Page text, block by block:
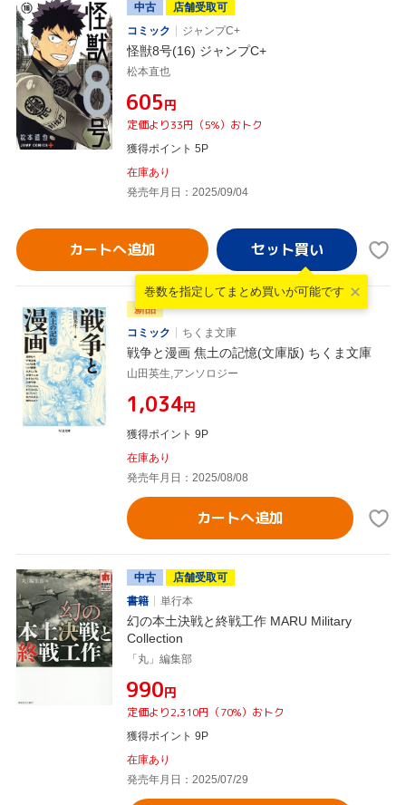
中古
店舗受取可
コミック
ジャンプC+
怪獣8号(16) ジャンプC+
松本直也
¥605円
定価より33円（5%）おトク
獲得ポイント 5P
在庫あり
発売年月日：2025/09/04
カートへ追加
巻数を指定して まとめ買いが可能です
新品
コミック
ちくま文庫
戦争と漫画 焦土の記憶(文庫版) ちくま文庫
山田英生,アンソロジー
¥1,034円
獲得ポイント 9P
在庫あり
発売年月日：2025/08/08
カートへ追加
中古
店舗受取可
書籍
単行本
幻の本土決戦と終戦工作 MARU Military
Collection
「丸」編集部
¥990円
定価より2,310円（70%）おトク
獲得ポイント 9P
在庫あり
発売年月日：2025/07/29